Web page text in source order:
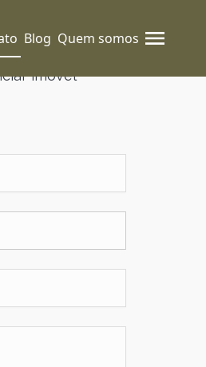
Blog Quem somos
imóvel